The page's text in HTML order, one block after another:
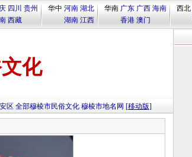
四川 贵州
西藏
华中 河南 湖北
湖南 江西
华南 广东 广西 海南
香港 澳门
西北
化
区 全部穆棱市民俗文化 穆棱市地名网 [移动版]